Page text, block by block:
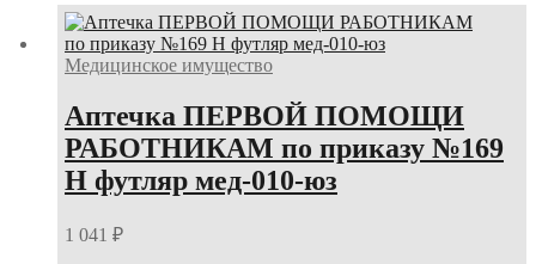
Медицинское имущество
Аптечка ПЕРВОЙ ПОМОЩИ
РАБОТНИКАМ по приказу №169
Н футляр мед-010-юз
1 041 ₽